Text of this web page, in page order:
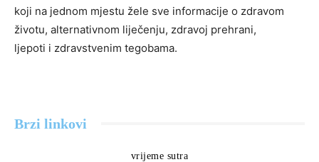
koji na jednom mjestu žele sve informacije o zdravom
životu, alternativnom liječenju, zdravoj prehrani,
ljepoti i zdravstvenim tegobama.
Brzi linkovi
vrijeme sutra